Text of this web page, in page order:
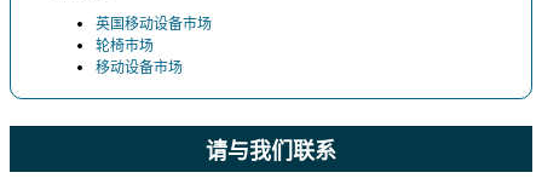
英国移动设备市场
轮椅市场
移动设备市场
请与我们联系